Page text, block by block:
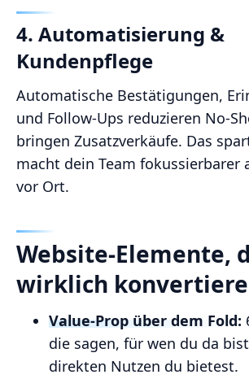
4. Automatisierung &
Kundenpflege
Automatische Bestätigungen,
und Follow‑Ups reduzieren
bringen Zusatzverkäufe. Das
macht dein Team fokussierbarer
vor Ort.
Website‑Elemente,
wirklich
Value‑Prop über dem Fold:
die sagen, für wen du da
direkten Nutzen du bietest.